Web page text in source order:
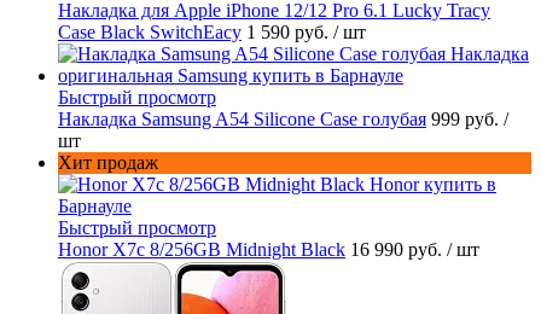
Накладка для Apple iPhone 12/12 Pro 6.1 Lucky Tracy
Case Black SwitchEacy 1 590 руб. / шт
Быстрый просмотр
Накладка Samsung A54 Silicone Case голубая 999 руб. /
шт
Хит продаж
Быстрый просмотр
Honor X7c 8/256GB Midnight Black 16 990 руб. / шт